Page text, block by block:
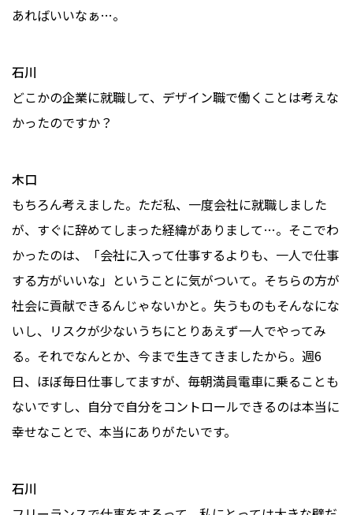
あればいいなぁ…。
石川
どこかの企業に就職して、デザイン職で働くことは考えな
かったのですか？
木口
もちろん考えました。ただ私、一度会社に就職しました
が、すぐに辞めてしまった経緯がありまして…。そこでわ
かったのは、「会社に入って仕事するよりも、一人で仕事
する方がいいな」ということに気がついて。そちらの方が
社会に貢献できるんじゃないかと。失うものもそんなにな
いし、リスクが少ないうちにとりあえず一人でやってみ
る。それでなんとか、今まで生きてきましたから。週6
日、ほぼ毎日仕事してますが、毎朝満員電車に乗ることも
ないですし、自分で自分をコントロールできるのは本当に
幸せなことで、本当にありがたいです。
石川